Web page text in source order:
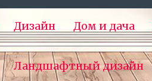
Дизайн Дом и дача
Ландшафтный дизайн